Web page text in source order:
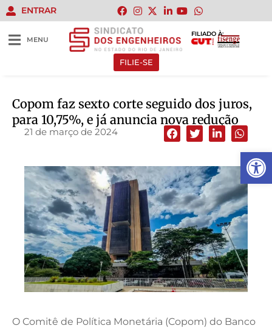
Abrir
ENTRAR
MENU
FILIADO À:
FILIE-SE
Copom faz sexto corte seguido dos juros,
para 10,75%, e já anuncia nova redução
21 de março de 2024
O Comitê de Política Monetária (Copom) do Banco